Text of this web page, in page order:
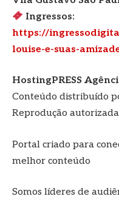
Ingressos:
https://
louise-e-suas-
HostingPRESS
Conteúdo distribuído
Reprodução
Portal criado para
melhor conteúdo
Somos líderes de